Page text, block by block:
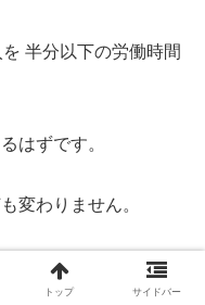
半分以下の労働時間
はずです。
変わりません。
。
トップ サイドバー